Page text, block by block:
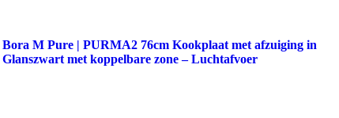
Bora M Pure | PURMA2 76cm Kookplaat met afzuiging in
Glanszwart met koppelbare zone – Luchtafvoer